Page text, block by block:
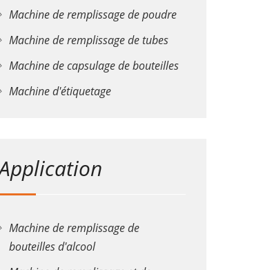
Machine de remplissage de poudre
Machine de remplissage de tubes
Machine de capsulage de bouteilles
Machine d'étiquetage
Machine de remplissage de
bouteilles d'alcool